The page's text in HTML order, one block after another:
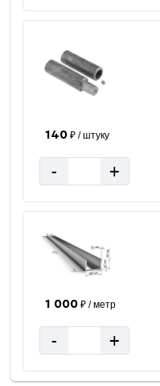
140₽ / штуку
- +
1 000₽ / метр
- +